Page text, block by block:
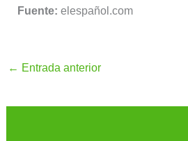
Fuente:elespañol.com
← Entrada anterior